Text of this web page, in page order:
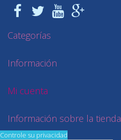
Categorías
Información
Mi cuenta
Información sobre la tienda
Controle su privacidad